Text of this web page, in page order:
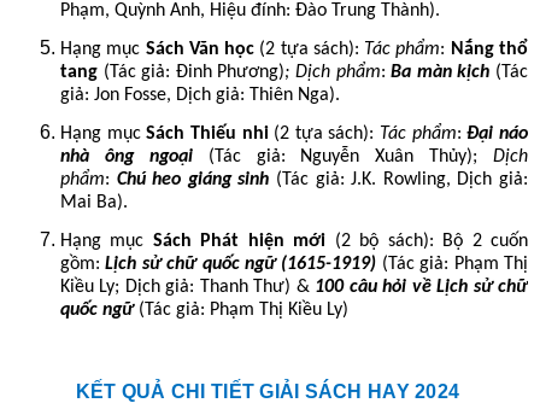
Phạm, Quỳnh Anh, Hiệu đính: Đào Trung Thành).
Hạng mục Sách Văn học (2 tựa sách): Tác phẩm: Nắng thổ
tang (Tác giả: Đinh Phương); Dịch phẩm:Ba màn kịch (Tác
giả: Jon Fosse, Dịch giả: Thiên Nga).
Hạng mụcSách Thiếu nhi (2 tựa sách): Tác phẩm:Đại náo
nhà ông ngoại
(Tác giả: Nguyễn Xuân Thủy); Dịch
phẩm: Chú heo giáng sinh (Tác giả: J.K. Rowling, Dịch giả:
Mai Ba).
Hạng mục Sách Phát hiện mới (2 bộ sách): Bộ 2 cuốn
gồm:Lịch sử chữ quốc ngữ (1615-1919) (Tác giả: Phạm Thị
Kiều Ly; Dịch giả: Thanh Thư) & 100 câu hỏi về Lịch sử chữ
quốc ngữ (Tác giả: Phạm Thị Kiều Ly)
KẾT QUẢ CHI TIẾT GIẢI SÁCH HAY 2024